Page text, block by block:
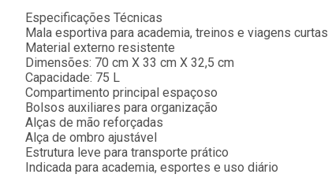
Especificações Técnicas
Mala esportiva para academia, treinos e viagens curtas
Material externo resistente
Dimensões: 70 cm X 33 cm X 32,5 cm
Capacidade: 75 L
Compartimento principal espaçoso
Bolsos auxiliares para organização
Alças de mão reforçadas
Alça de ombro ajustável
Estrutura leve para transporte prático
Indicada para academia, esportes e uso diário